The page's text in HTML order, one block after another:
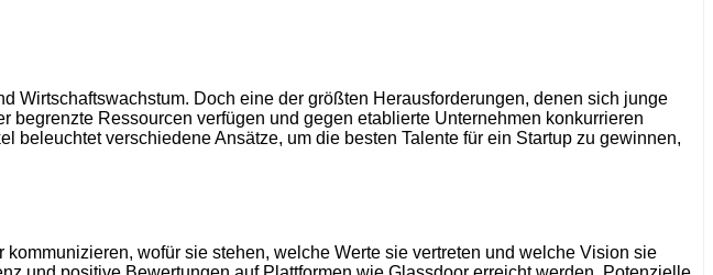
Wirtschaftswachstum. Doch eine der größten Herausforderungen, denen sich junge
Ressourcen verfügen und gegen etablierte Unternehmen konkurrieren
verschiedene Ansätze, um die besten Talente für ein Startup zu gewinnen,
wofür sie stehen, welche Werte sie vertreten und welche Vision sie